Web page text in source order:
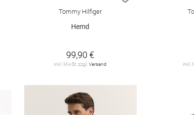
Tommy Hilfiger
Hemd
99,90 €
inkl. MwSt. zzgl.Versand inkl.